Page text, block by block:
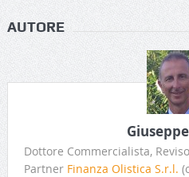
AUTORE
Dottore Commercialista,
Partner Finanza Olistica S.r.l.